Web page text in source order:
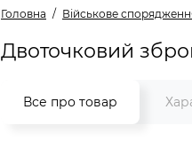
Головна Військове
Двоточковий
Все про товар